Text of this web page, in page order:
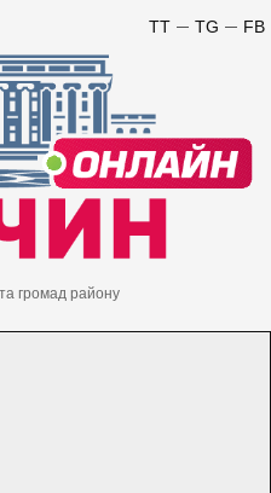
FB
TG
TT
громад району